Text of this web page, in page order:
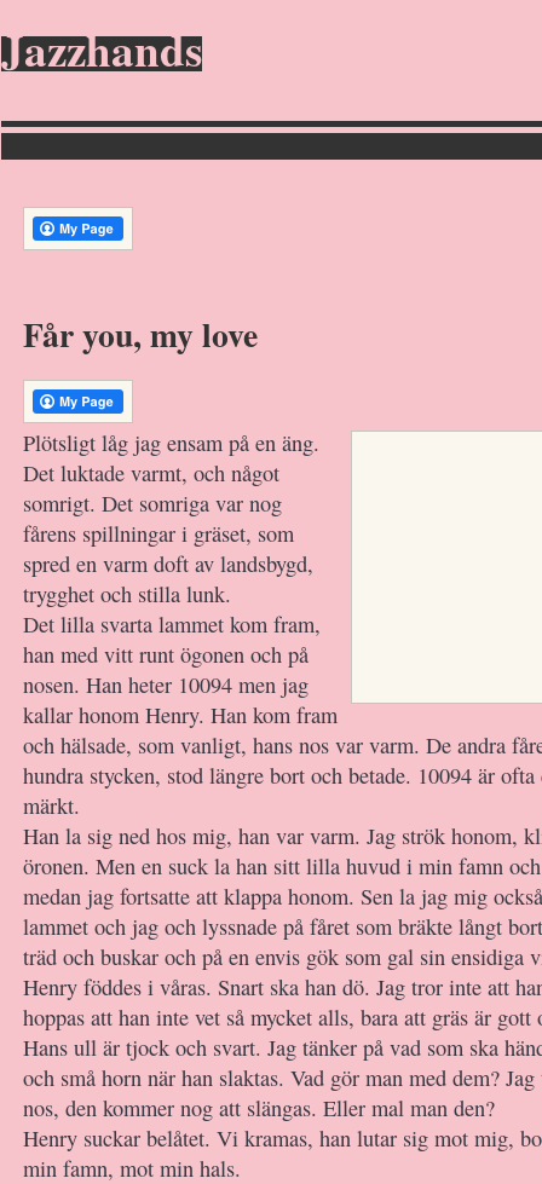
Jazzhands
Får you, my love
Plötsligt låg jag ensam på en äng.
Det luktade varmt, och något
somrigt. Det somriga var nog
fårens spillningar i gräset, som
spred en varm doft av landsbygd,
trygghet och stilla lunk.
Det lilla svarta lammet kom fram,
han med vitt runt ögonen och på
nosen. Han heter 10094 men jag
kallar honom Henry. Han kom fram
och hälsade, som vanligt, hans nos var varm. De andra
hundra stycken, stod längre bort och betade. 10094 är ofta
märkt.
Han la sig ned hos mig, han var varm. Jag strök honom,
öronen. Men en suck la han sitt lilla huvud i min famn
medan jag fortsatte att klappa honom. Sen la jag mig
lammet och jag och lyssnade på fåret som bräkte långt
träd och buskar och på en envis gök som gal sin ensidiga
Henry föddes i våras. Snart ska han dö. Jag tror inte att
hoppas att han inte vet så mycket alls, bara att gräs är gott
Hans ull är tjock och svart. Jag tänker på vad som ska
och små horn när han slaktas. Vad gör man med dem?
nos, den kommer nog att slängas. Eller mal man den?
Henry suckar belåtet. Vi kramas, han lutar sig mot mig,
min famn, mot min hals.